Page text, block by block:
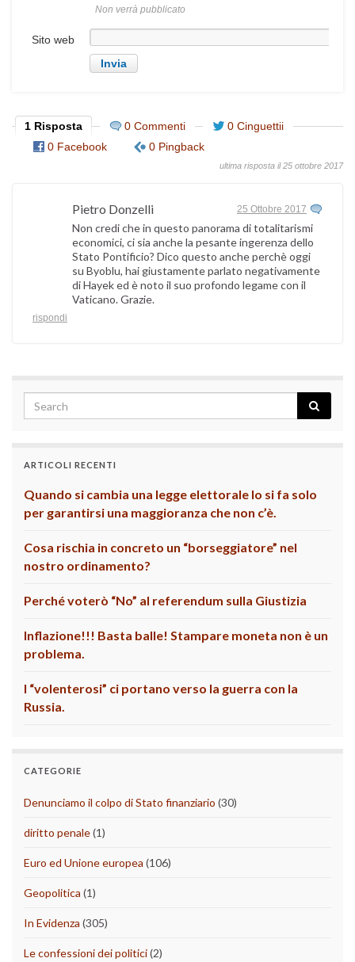
Non verrà pubblicato
Sito web
1 Risposta 0 Commenti
0 Cinguettii
0 Facebook
0 Pingback
ultima risposta il 25 ottobre 2017
Pietro Donzelli 25 Ottobre 2017
Non credi che in questo panorama di totalitarismi
economici, ci sia anche la pesante ingerenza dello
Stato Pontificio? Dico questo anche perchè oggi
su Byoblu, hai giustamente parlato negativamente
di Hayek ed è noto il suo profondo legame con il
Vaticano. Grazie.
rispondi
ARTICOLI RECENTI
Quando si cambia una legge elettorale lo si fa solo
per garantirsi una maggioranza che non c’è.
Cosa rischia in concreto un “borseggiatore” nel
nostro ordinamento?
Perché voterò “No” al referendum sulla Giustizia
Inflazione!!! Basta balle! Stampare moneta non è un
problema.
I “volenterosi” ci portano verso la guerra con la
Russia.
CATEGORIE
Denunciamo il colpo di Stato finanziario (30)
diritto penale(1)
Euro ed Unione europea (106)
Geopolitica (1)
In Evidenza (305)
Le confessioni dei politici(2)